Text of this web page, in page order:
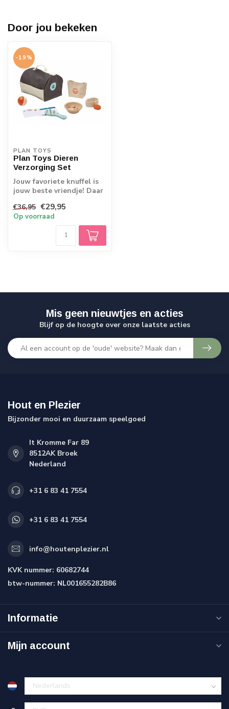
Door jou bekeken
-19%
PLAN TOYS
Plan Toys Dieren
Verzorging Set
Jouw favoriete knuffel is
jouw beste vriendje! Daar
allerb...
€36,95 €29,95
Op voorraad
Mis geen nieuwtjes en acties
Blijf op de hoogte over onze laatste acties
Hout en Plezier
Bijzonder mooi en duurzaam speelgoed
It Kromme Far 89
8512AK Broek
Nederland
+31 6 83 41 7554
+31 6 83 41 7554
info@houtenplezier.nl
KVK nummer: 60682744
btw-nummer: NL001655282B86
Informatie
Mijn account